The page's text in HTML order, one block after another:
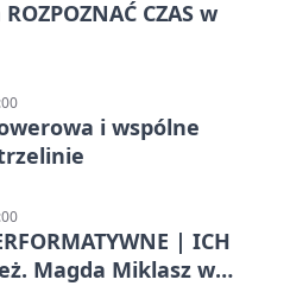
CZAS w
i wspólne
| ICH
Magda Miklasz w